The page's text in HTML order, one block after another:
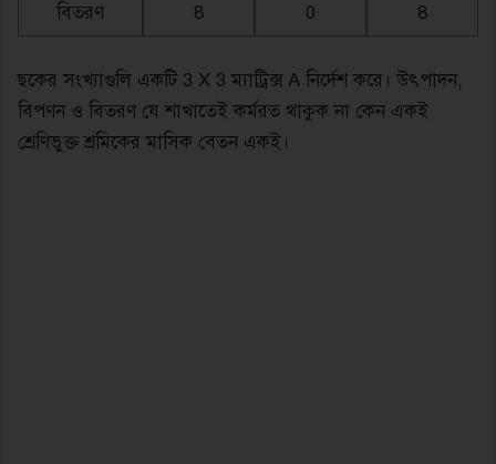
বিতরণ
8 0 8
ছকের সংখ্যাগুলি একটি 3 X 3 ম্যাট্রিক্স A নির্দেশ করে। উৎপাদন,
বিপণন ও বিতরণ যে শাখাতেই কর্মরত থাকুক না কেন একই
শ্রেণিভুক্ত শ্রমিকের মাসিক বেতন একই।